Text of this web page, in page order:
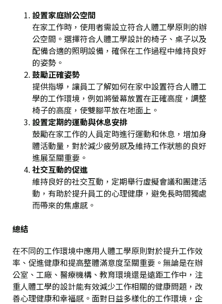
設置家庭辦公空間
在家工作時，使用者需設立符合人體工學原則的辦
公空間。選擇符合人體工學設計的椅子、桌子以及
配備合適的照明設備，確保在工作過程中維持良好
的姿勢。
鼓勵正確姿勢
提供指導，讓員工了解如何在家中設置符合人體工
學的工作環境，例如將螢幕放置在正確高度，調整
椅子的高度，使雙腳平放在地面上。
設置定期的運動與休息安排
鼓勵在家工作的人員定時進行運動和休息，增加身
體活動量，對於減少疲勞感及維持工作狀態的良好
進展至關重要。
社交互動的促進
維持良好的社交互動，定期舉行虛擬會議和團建活
動，有助於提升員工的心理健康，避免長時間獨處
而帶來的焦慮感。
總結
在不同的工作環境中應用人體工學原則對於提升工作效
率、促進健康和提高整體滿意度至關重要。無論是在辦
公室、工廠、醫療機構、教育環境還是遠距工作中，注
重人體工學的設計能有效減少工作相關的健康問題，改
善心理健康和幸福感。面對日益多樣化的工作環境，企